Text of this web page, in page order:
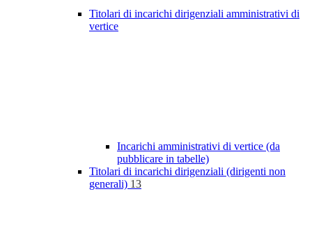
Titolari di incarichi dirigenziali amministrativi di
vertice
Incarichi amministrativi di vertice (da
pubblicare in tabelle)
Titolari di incarichi dirigenziali (dirigenti non
generali) 13